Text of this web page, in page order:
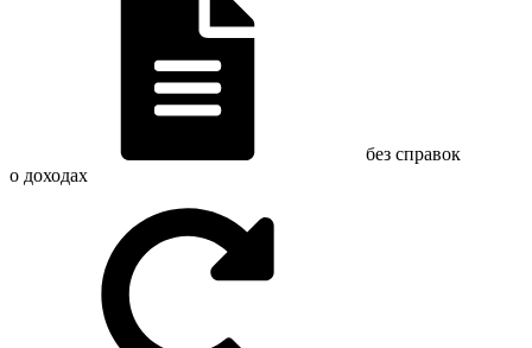
без справок
о доходах